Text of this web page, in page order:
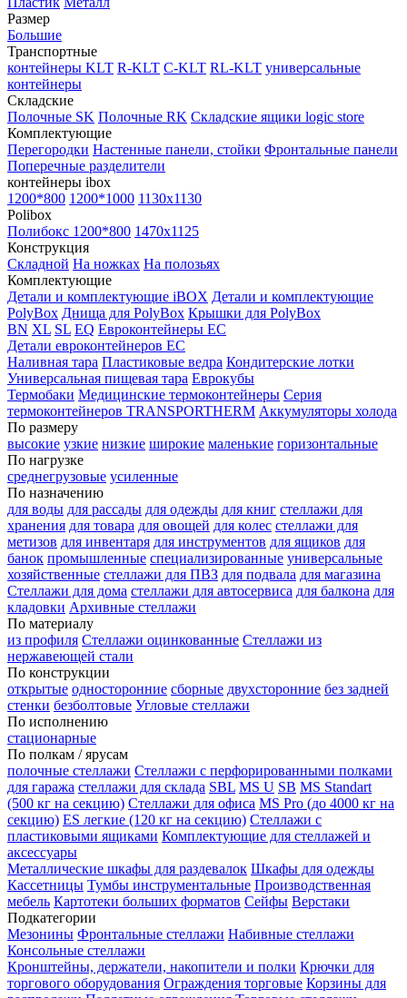
Размер
Большие
Транспортные
контейнеры KLT R-KLT C-KLT RL-KLT универсальные
контейнеры
Складские
Полочные SK Полочные RK Складские ящики logic store
Комплектующие
Перегородки Настенные панели, стойки Фронтальные панели
Поперечные разделители
контейнеры ibox
1200*800 1200*1000 1130x1130
Polibox
Полибокс 1200*800 1470х1125
Конструкция
Складной На ножках На полозьях
Комплектующие
Детали и комплектующие iBOX Детали и комплектующие
PolyBox Днища для PolyBox Крышки для PolyBox
BN XL SL EQ Евроконтейнеры EC
Детали евроконтейнеров EC
Наливная тара Пластиковые ведра Кондитерские лотки
Универсальная пищевая тара Еврокубы
Термобаки Медицинские термоконтейнеры Серия
термоконтейнеров TRANSPORTHERM Аккумуляторы холода
По размеру
высокие узкие низкие широкие маленькие горизонтальные
По нагрузке
среднегрузовые усиленные
По назначению
для воды для рассады для одежды для книг стеллажи для
хранения для товара для овощей для колес стеллажи для
метизов для инвентаря для инструментов для ящиков для
банок промышленные специализированные универсальные
хозяйственные стеллажи для ПВЗ для подвала для магазина
Стеллажи для дома стеллажи для автосервиса для балкона для
кладовки Архивные стеллажи
По материалу
из профиля Стеллажи оцинкованные Стеллажи из
нержавеющей стали
По конструкции
открытые односторонние сборные двухсторонние без задней
стенки безболтовые Угловые стеллажи
По исполнению
стационарные
По полкам / ярусам
полочные стеллажи Стеллажи с перфорированными полками
для гаража стеллажи для склада SBL MS U SB MS Standart
(500 кг на секцию) Стеллажи для офиса MS Pro (до 4000 кг на
секцию) ES легкие (120 кг на секцию) Стеллажи с
пластиковыми ящиками Комплектующие для стеллажей и
аксессуары
Металлические шкафы для раздевалок Шкафы для одежды
Кассетницы Тумбы инструментальные Производственная
мебель Картотеки больших форматов Сейфы Верстаки
Подкатегории
Мезонины Фронтальные стеллажи Набивные стеллажи
Консольные стеллажи
Кронштейны, держатели, накопители и полки Крючки для
торгового оборудования Ограждения торговые Корзины для